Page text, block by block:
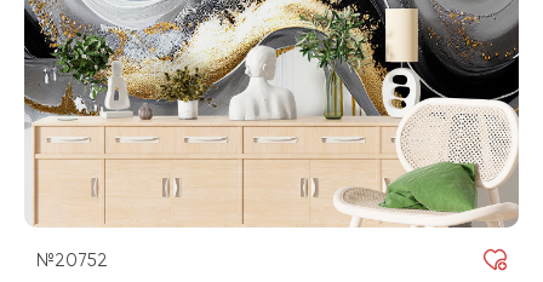
№20752